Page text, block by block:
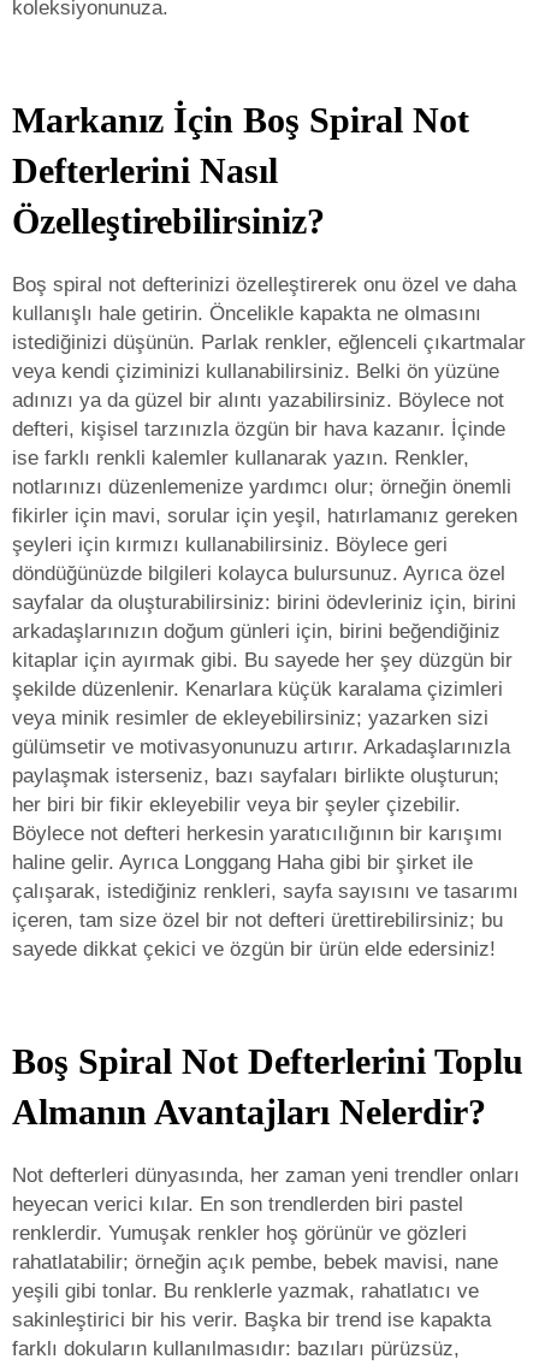
koleksiyonunuza.
Markanız İçin Boş Spiral Not
Defterlerini Nasıl
Özelleştirebilirsiniz?
Boş spiral not defterinizi özelleştirerek onu özel ve daha
kullanışlı hale getirin. Öncelikle kapakta ne olmasını
istediğinizi düşünün. Parlak renkler, eğlenceli çıkartmalar
veya kendi çiziminizi kullanabilirsiniz. Belki ön yüzüne
adınızı ya da güzel bir alıntı yazabilirsiniz. Böylece not
defteri, kişisel tarzınızla özgün bir hava kazanır. İçinde
ise farklı renkli kalemler kullanarak yazın. Renkler,
notlarınızı düzenlemenize yardımcı olur; örneğin önemli
fikirler için mavi, sorular için yeşil, hatırlamanız gereken
şeyleri için kırmızı kullanabilirsiniz. Böylece geri
döndüğünüzde bilgileri kolayca bulursunuz. Ayrıca özel
sayfalar da oluşturabilirsiniz: birini ödevleriniz için, birini
arkadaşlarınızın doğum günleri için, birini beğendiğiniz
kitaplar için ayırmak gibi. Bu sayede her şey düzgün bir
şekilde düzenlenir. Kenarlara küçük karalama çizimleri
veya minik resimler de ekleyebilirsiniz; yazarken sizi
gülümsetir ve motivasyonunuzu artırır. Arkadaşlarınızla
paylaşmak isterseniz, bazı sayfaları birlikte oluşturun;
her biri bir fikir ekleyebilir veya bir şeyler çizebilir.
Böylece not defteri herkesin yaratıcılığının bir karışımı
haline gelir. Ayrıca Longgang Haha gibi bir şirket ile
çalışarak, istediğiniz renkleri, sayfa sayısını ve tasarımı
içeren, tam size özel bir not defteri ürettirebilirsiniz; bu
sayede dikkat çekici ve özgün bir ürün elde edersiniz!
Boş Spiral Not Defterlerini Toplu
Almanın Avantajları Nelerdir?
Not defterleri dünyasında, her zaman yeni trendler onları
heyecan verici kılar. En son trendlerden biri pastel
renklerdir. Yumuşak renkler hoş görünür ve gözleri
rahatlatabilir; örneğin açık pembe, bebek mavisi, nane
yeşili gibi tonlar. Bu renklerle yazmak, rahatlatıcı ve
sakinleştirici bir his verir. Başka bir trend ise kapakta
farklı dokuların kullanılmasıdır: bazıları pürüzsüz,